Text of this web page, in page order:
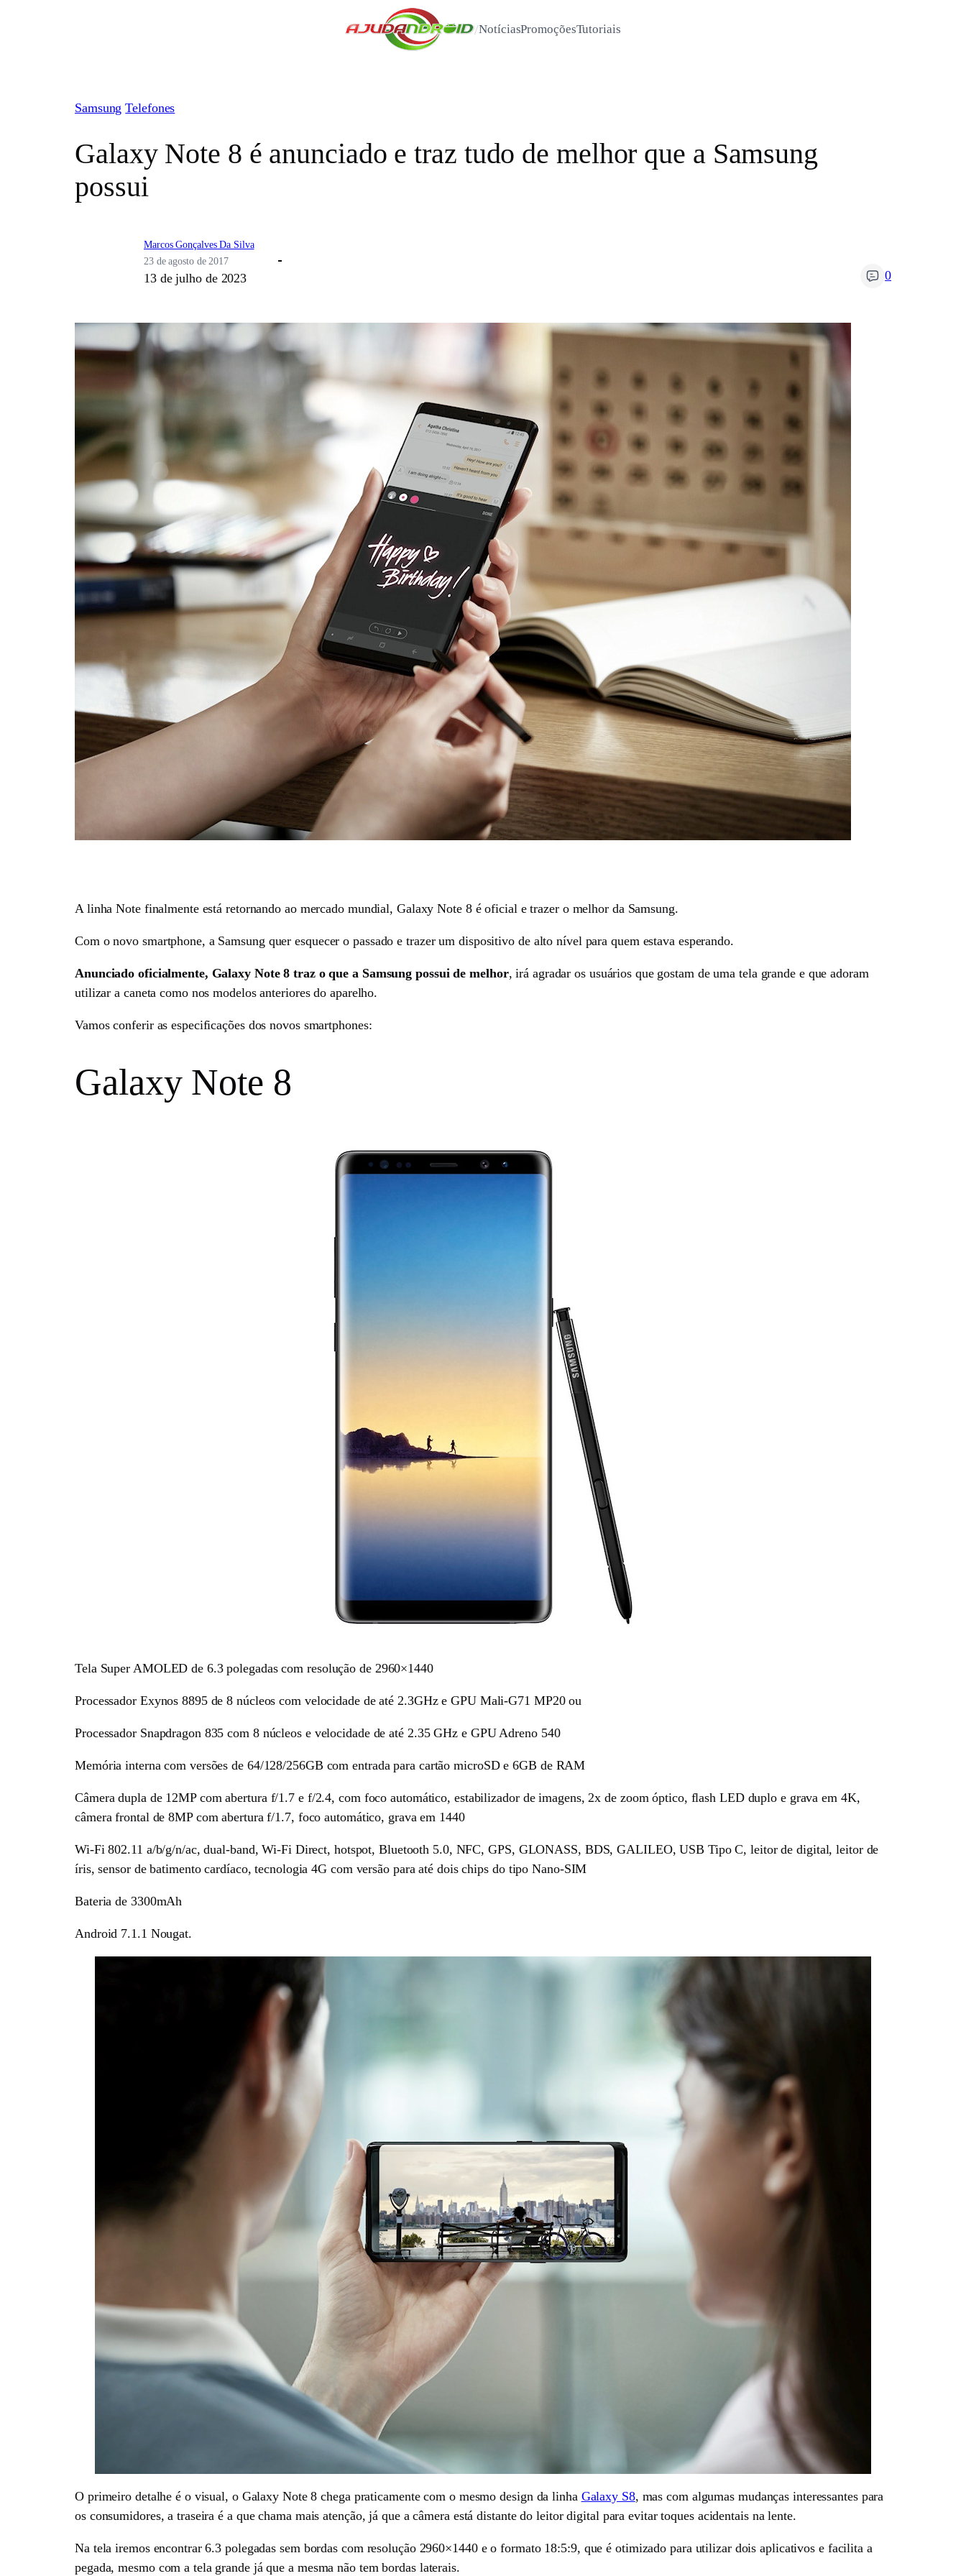
/NotíciasPromoçõesTutoriais
Samsung Telefones
Galaxy Note 8 é anunciado e traz tudo de melhor que a Samsung
possui
Marcos Gonçalves Da Silva
23 de agosto de 2017
13 de julho de 2023 0
A linha Note finalmente está retornando ao mercado mundial, Galaxy Note 8 é oficial e trazer o melhor da Samsung.
Com o novo smartphone, a Samsung quer esquecer o passado e trazer um dispositivo de alto nível para quem estava esperando.
Anunciado oficialmente, Galaxy Note 8 traz o que a Samsung possui de melhor, irá agradar os usuários que gostam de uma tela grande e que adoram
utilizar a caneta como nos modelos anteriores do aparelho.
Vamos conferir as especificações dos novos smartphones:
Galaxy Note 8
Tela Super AMOLED de 6.3 polegadas com resolução de 2960×1440
Processador Exynos 8895 de 8 núcleos com velocidade de até 2.3GHz e GPU Mali-G71 MP20 ou
Processador Snapdragon 835 com 8 núcleos e velocidade de até 2.35 GHz e GPU Adreno 540
Memória interna com versões de 64/128/256GB com entrada para cartão microSD e 6GB de RAM
Câmera dupla de 12MP com abertura f/1.7 e f/2.4, com foco automático, estabilizador de imagens, 2x de zoom óptico, flash LED duplo e grava em 4K,
câmera frontal de 8MP com abertura f/1.7, foco automático, grava em 1440
Wi-Fi 802.11 a/b/g/n/ac, dual-band, Wi-Fi Direct, hotspot, Bluetooth 5.0, NFC, GPS, GLONASS, BDS, GALILEO, USB Tipo C, leitor de digital, leitor de
íris, sensor de batimento cardíaco, tecnologia 4G com versão para até dois chips do tipo Nano-SIM
Bateria de 3300mAh
Android 7.1.1 Nougat.
O primeiro detalhe é o visual, o Galaxy Note 8 chega praticamente com o mesmo design da linha Galaxy S8, mas com algumas mudanças interessantes para
os consumidores, a traseira é a que chama mais atenção, já que a câmera está distante do leitor digital para evitar toques acidentais na lente.
Na tela iremos encontrar 6.3 polegadas sem bordas com resolução 2960×1440 e o formato 18:5:9, que é otimizado para utilizar dois aplicativos e facilita a
pegada, mesmo com a tela grande já que a mesma não tem bordas laterais.